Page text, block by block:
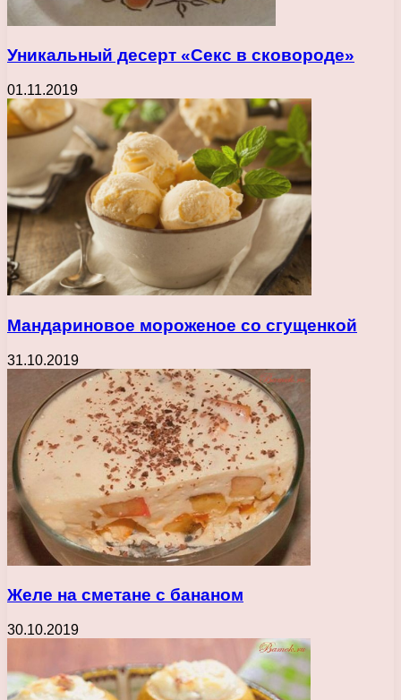
Уникальный десерт «Секс в сковороде»
01.11.2019
Мандариновое мороженое со сгущенкой
31.10.2019
Желе на сметане с бананом
30.10.2019